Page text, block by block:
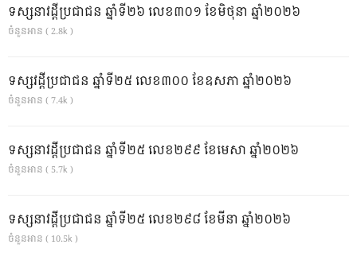
ទស្សនាវដ្ដីប្រជាជន ឆ្នាំទី២៦ លេខ៣០១ ខែមិថុនា ឆ្នាំ២០២៦
ចំនួនអាន ( 2.8k )
ទស្សវដ្តីប្រជាជន ឆ្នាំទី២៥ លេខ៣០០ ខែឧសភា ឆ្នាំ២០២៦
ចំនួនអាន ( 7.4k )
ទស្សនាវដ្ដីប្រជាជន ឆ្នាំទី២៥ លេខ២៩៩ ខែមេសា ឆ្នាំ២០២៦
ចំនួនអាន ( 5.7k )
ទស្សនាវដ្ដីប្រជាជន ឆ្នាំទី២៥ លេខ២៩៨ ខែមីនា ឆ្នាំ២០២៦
ចំនួនអាន ( 10.5k )